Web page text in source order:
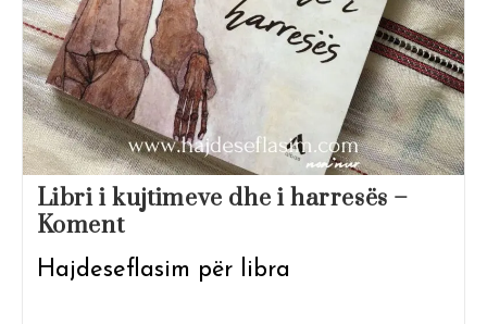
Libri i kujtimeve dhe i harresës –
Koment
Hajdeseflasim për libra